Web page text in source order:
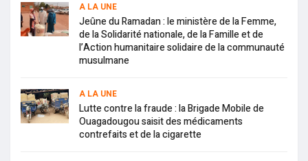
A LA UNE
Jeûne du Ramadan : le ministère de la Femme,
de la Solidarité nationale, de la Famille et de
l’Action humanitaire solidaire de la communauté
musulmane
A LA UNE
Lutte contre la fraude : la Brigade Mobile de
Ouagadougou saisit des médicaments
contrefaits et de la cigarette